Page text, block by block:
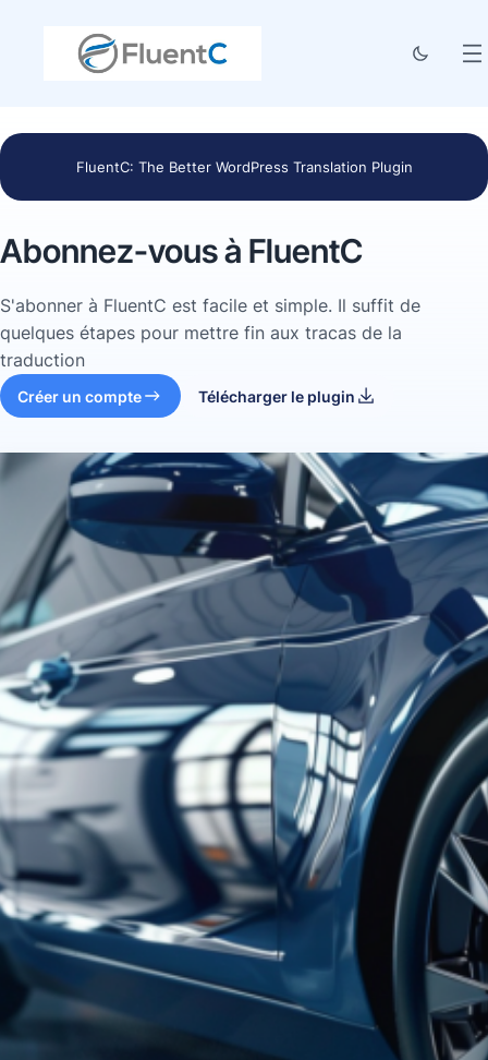
FluentC: The Better WordPress Translation Plugin
Abonnez-vous à FluentC
S'abonner à FluentC est facile et simple. Il suffit de
quelques étapes pour mettre fin aux tracas de la
traduction
Créer un compte Télécharger le plugin